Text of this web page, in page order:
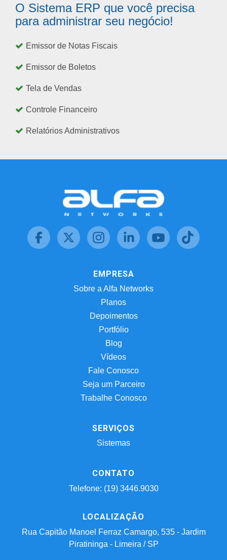
O Sistema ERP que você precisa
para administrar seu negócio!
Emissor de Notas Fiscais
Emissor de Boletos
Tela de Vendas
Controle Financeiro
Relatórios Administrativos
EMPRESA
Sobre a Alfa Networks
Planos
Depoimentos
Portfólio
Blog
Vídeos
Fale Conosco
Seja um Parceiro
Trabalhe Conosco
SERVIÇOS
Sistemas
CONTATO
Telefone: (19) 3446.9030
LOCALIZAÇÃO
Rua Capitão Manoel Ferraz Camargo, 535 - Jardim
Piratininga - Limeira / SP